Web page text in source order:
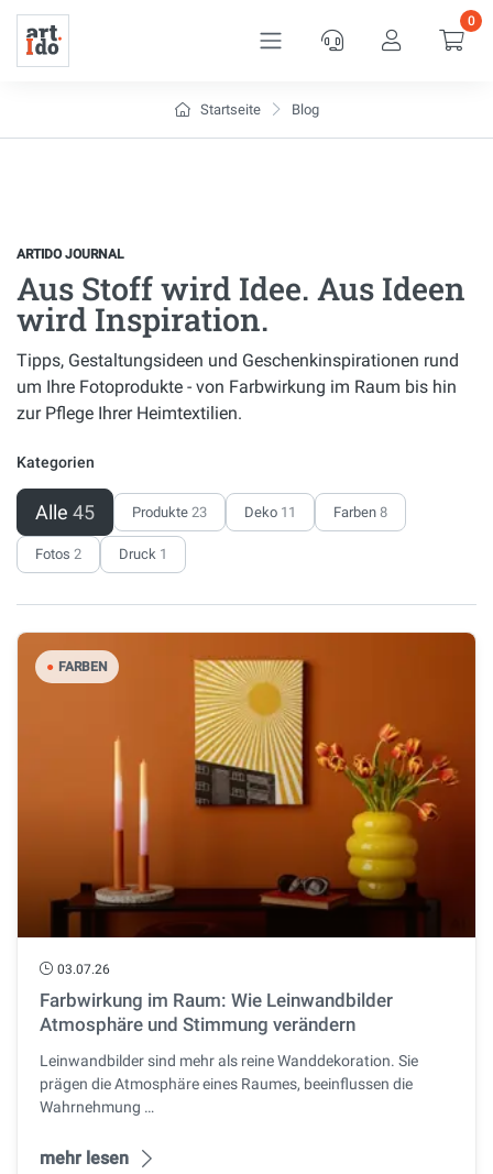
Service
0
Startseite Blog
ARTIDO JOURNAL
Aus Stoff wird Idee. Aus Ideen
wird Inspiration.
Tipps, Gestaltungsideen und Geschenkinspirationen rund
um Ihre Fotoprodukte - von Farbwirkung im Raum bis hin
zur Pflege Ihrer Heimtextilien.
Kategorien
Alle 45 Produkte 23 Deko 11 Farben 8
Fotos 2 Druck 1
● FARBEN
03.07.26
Farbwirkung im Raum: Wie Leinwandbilder
Atmosphäre und Stimmung verändern
Leinwandbilder sind mehr als reine Wanddekoration. Sie
prägen die Atmosphäre eines Raumes, beeinflussen die
Wahrnehmung …
mehr lesen